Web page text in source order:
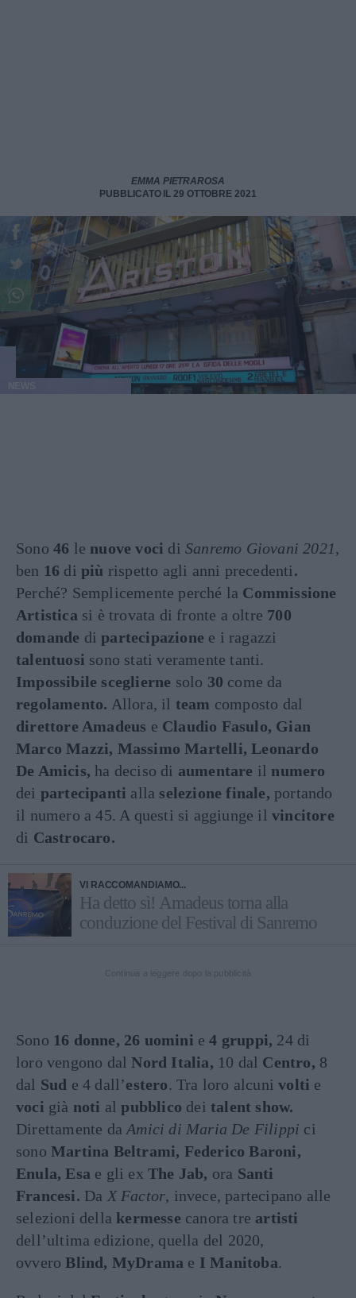
EMMA PIETRAROSA
PUBBLICATO IL 29 OTTOBRE 2021
Sono 46 le nuove voci diSanremo Giovani 2021,
ben 16 dipiù rispetto agli anni precedenti.
Perché? Semplicemente perché la Commissione
Artistica si è trovata di fronte a oltre 700
domande dipartecipazione e i ragazzi
talentuosi sono stati veramente tanti.
Impossibile sceglierne solo 30 come da
regolamento. Allora, il team composto dal
direttore Amadeus e Claudio Fasulo, Gian
Marco Mazzi, Massimo Martelli, Leonardo
De Amicis, ha deciso di aumentare il numero
dei partecipanti alla selezione finale, portando
il numero a 45. A questi si aggiunge ilvincitore
di Castrocaro.
VI RACCOMANDIAMO...
Ha detto sì! Amadeus torna alla
conduzione del Festival di Sanremo
Sono 16 donne, 26 uomini e4 gruppi, 24 di
loro vengono dalNord Italia, 10 dal Centro, 8
dal Sud e 4 dall’estero. Tra loro alcunivolti e
voci già noti alpubblico deitalent show.
Direttamente da Amici di Maria De Filippi ci
sono Martina Beltrami, Federico Baroni,
Enula, Esa e gli exThe Jab, ora Santi
Francesi. Da X Factor, invece, partecipano alle
selezioni della kermesse canora tre artisti
dell’ultima edizione, quella del 2020,
ovvero Blind, MyDrama e I Manitoba.